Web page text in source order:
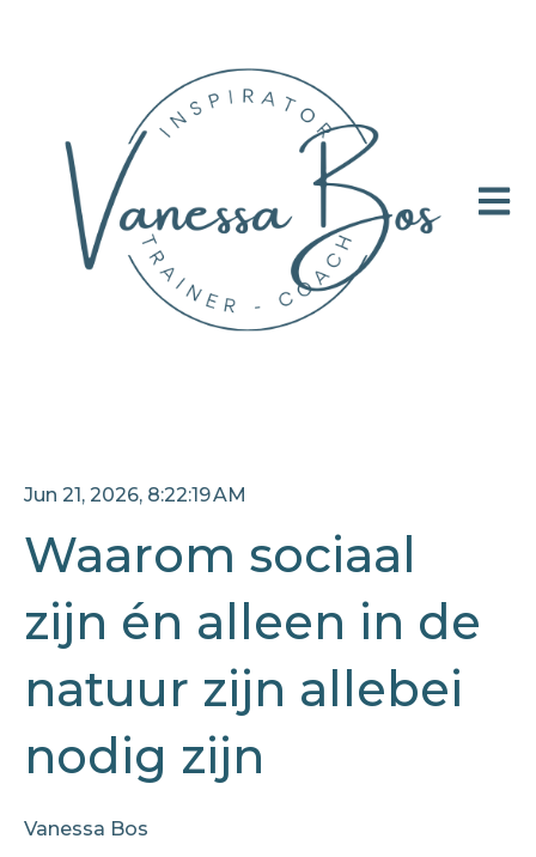
Jun 21, 2026, 8:22:19 AM
Waarom sociaal
zijn én alleen in de
natuur zijn allebei
nodig zijn
Vanessa Bos